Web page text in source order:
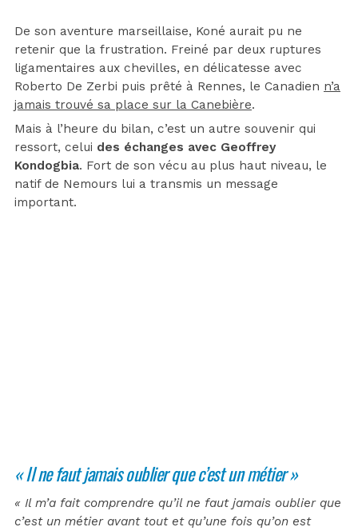
De son aventure marseillaise, Koné aurait pu ne
retenir que la frustration. Freiné par deux ruptures
ligamentaires aux chevilles, en délicatesse avec
Roberto De Zerbi puis prêté à Rennes, le Canadien n’a
jamais trouvé sa place sur la Canebière.
Mais à l’heure du bilan, c’est un autre souvenir qui
ressort, celui des échanges avec Geoffrey
Kondogbia. Fort de son vécu au plus haut niveau, le
natif de Nemours lui a transmis un message
important.
« Il ne faut jamais oublier que c’est un métier »
« Il m’a fait comprendre qu’il ne faut jamais oublier que
c’est un métier avant tout et qu’une fois qu’on est